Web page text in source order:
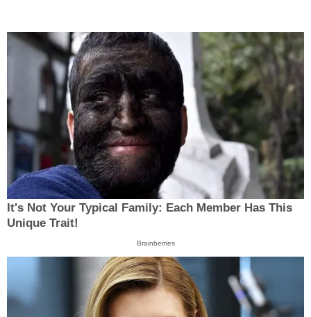
It's Not Your Typical Family: Each Member Has This
Unique Trait!
Brainberries